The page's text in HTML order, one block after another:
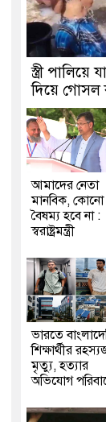
স্ত্রী
দিয়ে গোসল
আমাদের নেতা
মানবিক, কোনো
বৈষম্য হবে না :
স্বরাষ্ট্রমন্ত্রী
ভারতে
শিক্ষার্থীর
মৃত্যু, হত্যার
অভিযোগ